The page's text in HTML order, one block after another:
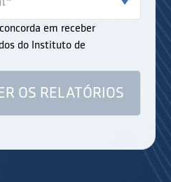
em receber
do Instituto de